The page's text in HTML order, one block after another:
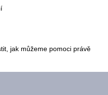
jak můžeme pomoci právě